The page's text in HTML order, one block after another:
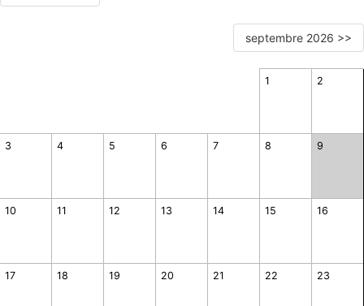
septembre 2026 >>
1 2
3 4 5 6 7 8 9
10 11 12 13 14 15 16
17 18 19 20 21 22 23